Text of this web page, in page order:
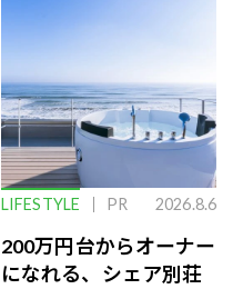
LIFESTYLE PR 2026.8.6
200万円台からオーナー
になれる、シェア別荘